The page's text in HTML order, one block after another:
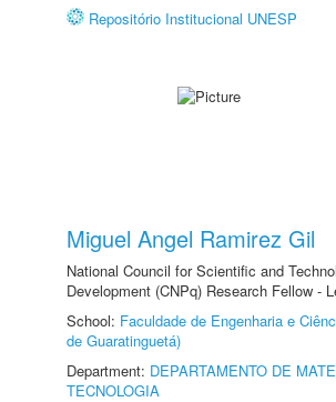
Repositório Institucional UNESP
Miguel Angel Ramirez Gil
National Council for Scientific and
Development (CNPq) Research Fellow -
School: Faculdade de Engenharia e
de Guaratinguetá)
Department: DEPARTAMENTO DE
TECNOLOGIA